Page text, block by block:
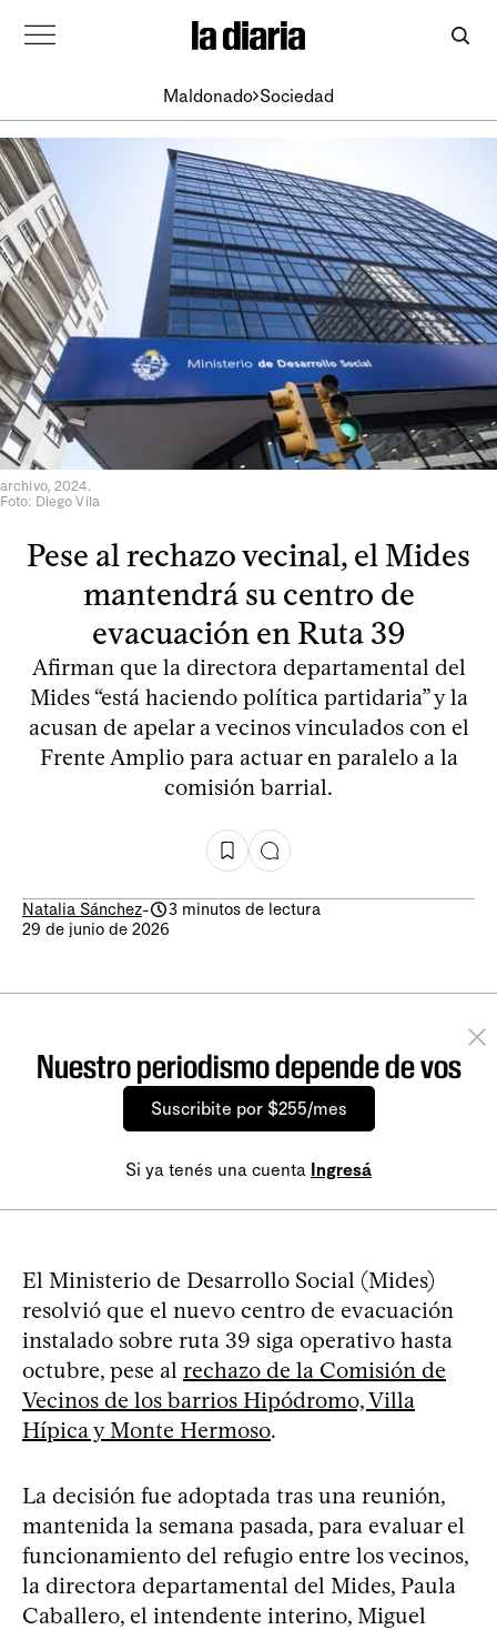
Maldonado Sociedad
archivo, 2024.
Foto: Diego Vila
Pese al rechazo vecinal, el Mides
mantendrá su centro de
evacuación en Ruta 39
Afirman que la directora departamental del
Mides “está haciendo política partidaria” y la
acusan de apelar a vecinos vinculados con el
Frente Amplio para actuar en paralelo a la
comisión barrial.
Natalia Sánchez-
3 minutos de lectura
29 de junio de 2026
Nuestro periodismo depende de vos
Suscribite por $255/mes
Si ya tenés una cuenta Ingresá
El Ministerio de Desarrollo Social (Mides)
resolvió que el nuevo centro de evacuación
instalado sobre ruta 39 siga operativo hasta
octubre, pese al rechazo de la Comisión de
Vecinos de los barrios Hipódromo, Villa
Hípica y Monte Hermoso.
La decisión fue adoptada tras una reunión,
mantenida la semana pasada, para evaluar el
funcionamiento del refugio entre los vecinos,
la directora departamental del Mides, Paula
Caballero, el intendente interino, Miguel